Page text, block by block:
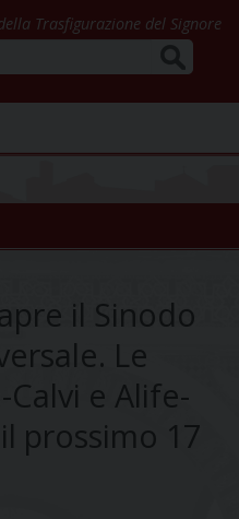
Trasfigurazione del Signore
il Sinodo
Le
e Alife-
prossimo 17